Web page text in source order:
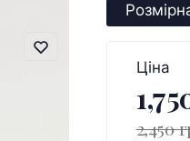
Ціна
2,450